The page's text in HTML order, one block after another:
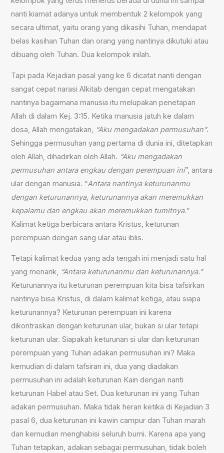
nanti kiamat adanya untuk membentuk 2 kelompok yang
secara ultimat, yaitu orang yang dikasihi Tuhan, mendapat
belas kasihan Tuhan dan orang yang nantinya dikutuki atau
dibuang oleh Tuhan. Dua kelompok inilah.
Tapi pada Kejadian pasal yang ke 6 dicatat nanti dengan
sangat cepat narasi Alkitab dengan cepat mengatakan
nantinya bagaimana manusia itu melupakan penetapan
Allah di dalam Kej. 3:15. Ketika manusia jatuh ke dalam
dosa, Allah mengatakan, “Aku mengadakan permusuhan”.
Sehingga permusuhan yang pertama di dunia ini, ditetapkan
oleh Allah, dihadirkan oleh Allah. “Aku mengadakan
permusuhan antara engkau dengan perempuan ini”, antara
ular dengan manusia. “Antara nantinya keturunanmu
dengan keturunannya, keturunannya akan meremukkan
kepalamu dan engkau akan meremukkan tumitnya.”
Kalimat ketiga berbicara antara Kristus, keturunan
perempuan dengan sang ular atau iblis.
Tetapi kalimat kedua yang ada tengah ini menjadi satu hal
yang menarik, “Antara keturunanmu dan keturunannya.”
Keturunannya itu keturunan perempuan kita bisa tafsirkan
nantinya bisa Kristus, di dalam kalimat ketiga, atau siapa
keturunannya? Keturunan perempuan ini karena
dikontraskan dengan keturunan ular, bukan si ular tetapi
keturunan ular. Siapakah keturunan si ular dan keturunan
perempuan yang Tuhan adakan permusuhan ini? Maka
kemudian di dalam tafsiran ini, dua yang diadakan
permusuhan ini adalah keturunan Kain dengan nanti
keturunan Habel atau Set. Dua keturunan ini yang Tuhan
adakan permusuhan. Maka tidak heran ketika di Kejadian 3
pasal 6, dua keturunan ini kawin campur dan Tuhan marah
dan kemudian menghabisi seluruh bumi. Karena apa yang
Tuhan tetapkan, adakan sebagai permusuhan, tidak boleh